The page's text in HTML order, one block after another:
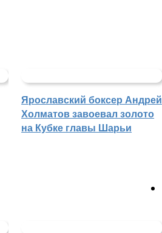
Ярославский боксер Андрей
Холматов завоевал золото
на Кубке главы Шарьи